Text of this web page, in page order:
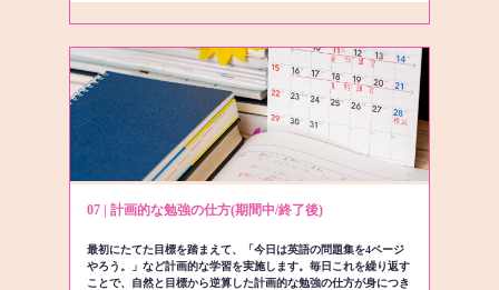
07 | 計画的な勉強の仕方(期間中/終了後)
最初にたてた目標を踏まえて、「今日は英語の問題集を4ページ
やろう。」など計画的な学習を実施します。毎日これを繰り返す
ことで、自然と目標から逆算した計画的な勉強の仕方が身につき